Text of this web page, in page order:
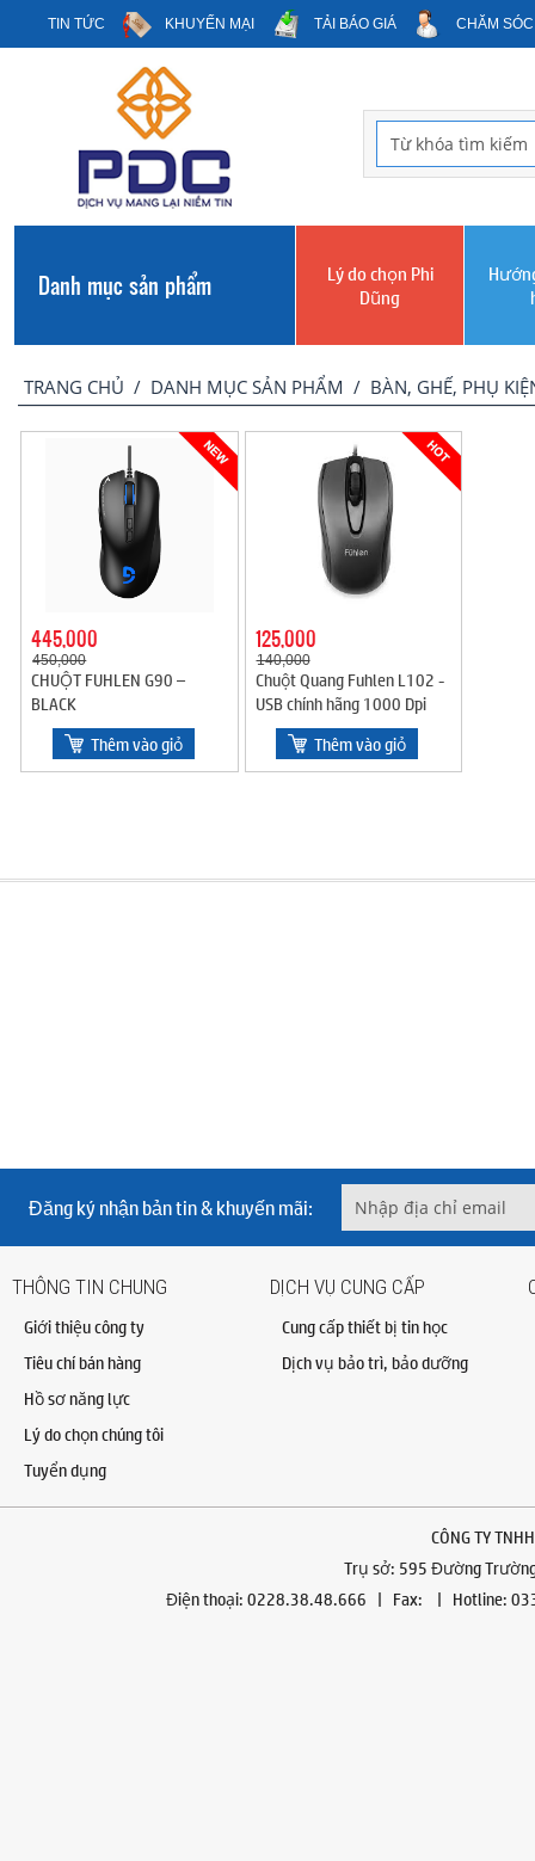
TIN TỨC KHUYẾN MẠI TẢI BÁO GIÁ CHĂM
Danh mục sản phẩm
Lý do chọn Phi
Dũng
TRANG CHỦ / DANH MỤC SẢN PHẨM / BÀN, GHẾ, PHỤ
445,000
450,000
CHUỘT FUHLEN G90 –
BLACK
Thêm vào giỏ
125,000
140,000
Chuột Quang Fuhlen L102 -
USB chính hãng 1000 Dpi
Thêm vào giỏ
Đăng ký nhận bản tin & khuyến mãi:
THÔNG TIN CHUNG
Giới thiệu công ty
Tiêu chí bán hàng
Hồ sơ năng lực
Lý do chọn chúng tôi
Tuyển dụng
DỊCH VỤ CUNG CẤP
Cung cấp thiết bị tin học
Dịch vụ bảo trì, bảo dưỡng
CÔNG TY
Trụ sở: 595 Đường
Điện thoại: 0228.38.48.666 | Fax: | Hotline: